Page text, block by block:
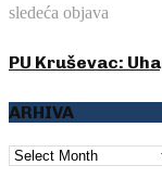
sledeća objava
PU Kruševac:
ARHIVA
ARHIVA